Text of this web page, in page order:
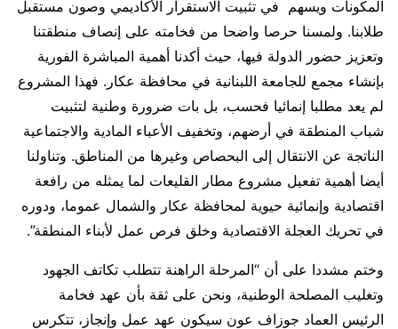
المكونات ويسهم في تثبيت الاستقرار الأكاديمي وصون مستقبل
طلابنا. ولمسنا حرصا واضحا من فخامته على إنصاف منطقتنا
وتعزيز حضور الدولة فيها، حيث أكدنا أهمية المباشرة الفورية
بإنشاء مجمع للجامعة اللبنانية في محافظة عكار. فهذا المشروع
لم يعد مطلبا إنمائيا فحسب، بل بات ضرورة وطنية لتثبيت
شباب المنطقة في أرضهم، وتخفيف الأعباء المادية والاجتماعية
الناتجة عن الانتقال إلى البحصاص وغيرها من المناطق. وتناولنا
أيضا أهمية تفعيل مشروع مطار القليعات لما يمثله من رافعة
اقتصادية وإنمائية حيوية لمحافظة عكار والشمال عموما، ودوره
في تحريك العجلة الاقتصادية وخلق فرص عمل لأبناء المنطقة”.
وختم مشددا على أن “المرحلة الراهنة تتطلب تكاتف الجهود
وتغليب المصلحة الوطنية، ونحن على ثقة بأن عهد فخامة
الرئيس العماد جوزاف عون سيكون عهد عمل وإنجاز، تتكرس